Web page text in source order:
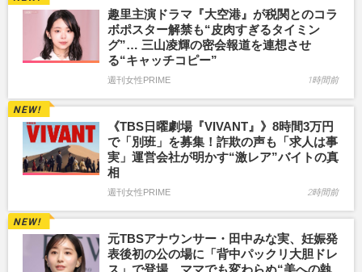
趣里主演ドラマ『大空港』が税関とのコラ
ボポスター解禁も“皮肉すぎるタイミン
グ”… 三山凌輝の密会報道を連想させ
る“キャッチコピー”
週刊女性PRIME 1時間前
《TBS日曜劇場『VIVANT』》8時間3万円
で「別班」を募集！詐欺の声も「求人は事
実」運営会社が明かす“激レア”バイトの真
相
週刊女性PRIME 2時間前
元TBSアナウンサー・田中みな実、妊娠発
表後初の公の場に「背中パックリ大胆ドレ